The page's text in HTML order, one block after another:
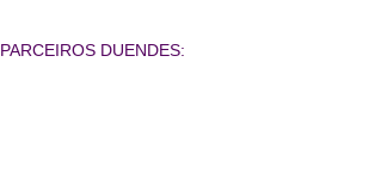
PARCEIROS DUENDES: